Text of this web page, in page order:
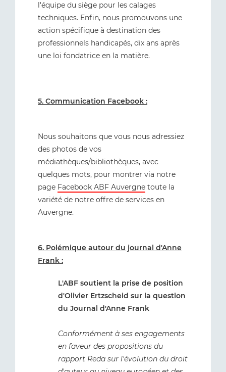
l'équipe du siège pour les calages
techniques. Enfin, nous promouvons une
action spécifique à destination des
professionnels handicapés, dix ans après
une loi fondatrice en la matière.
5. Communication Facebook :
Nous souhaitons que vous nous adressiez
des photos de vos
médiathèques/bibliothèques, avec
quelques mots, pour montrer via notre
page Facebook ABF Auvergne toute la
variété de notre offre de services en
Auvergne.
6. Polémique autour du journal d'Anne
Frank :
L'ABF soutient la prise de position
d'Olivier Ertzscheid sur la question
du Journal d'Anne Frank
Conformément à ses engagements
en faveur des propositions du
rapport Reda sur l'évolution du droit